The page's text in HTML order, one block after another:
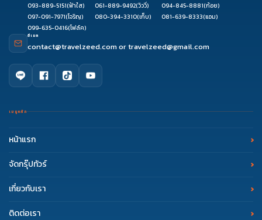
093-889-5151(ฟ้าใส) 061-889-9492(วิววี่) 094-845-8881(ก้อย)
097-091-7971(โจริญ) 080-394-3310(เก็บ) 081-639-8333(แอม)
099-635-0416(โฟล์ค)
อีเมล
contact@travelzeed.comortravelzeed@gmail.com
เมนูหลัก
หน้าแรก
จัดกรุ๊ปทัวร์
เกี่ยวกับเรา
ติดต่อเรา